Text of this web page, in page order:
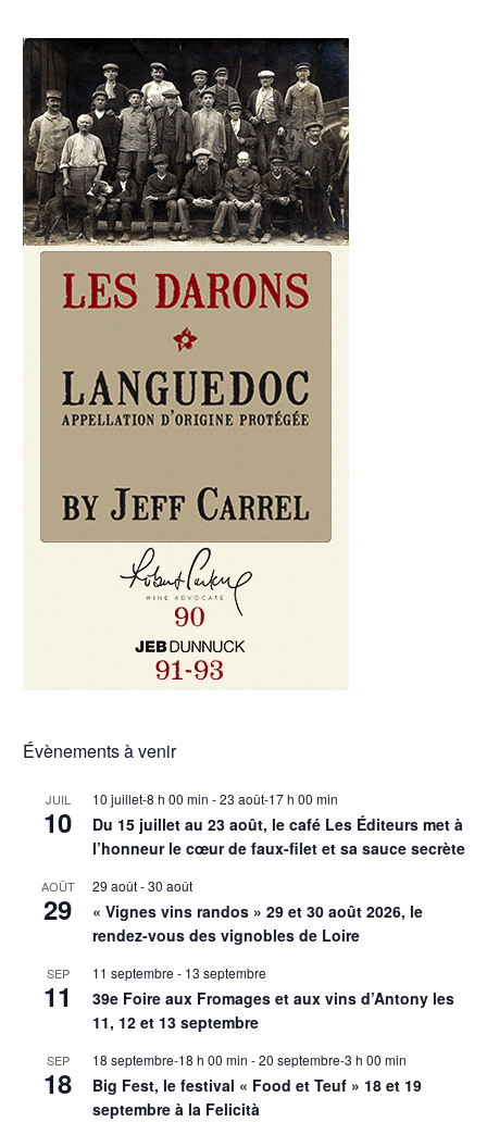
Évènements à venir
JUIL
10
10 juillet-8 h 00 min -23 août-17 h 00 min
Du 15 juillet au 23 août, le café Les Éditeurs met à
l’honneur le cœur de faux-filet et sa sauce secrète
AOÛT
29
29 août-30 août
« Vignes vins randos » 29 et 30 août 2026, le
rendez-vous des vignobles de Loire
SEP
11
11 septembre - 13 septembre
39e Foire aux Fromages et aux vins d’Antony les
11, 12 et 13 septembre
SEP
18
18 septembre-18 h 00 min -20 septembre-3 h 00 min
Big Fest, le festival « Food et Teuf » 18 et 19
septembre à la Felicità